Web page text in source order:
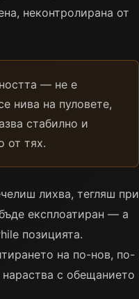
неконтролирана от
— не е
нива на пуловете,
стабилно и
от тях.
лихва, тегляш при
експлоатиран — а
позицията.
на по-нов, по-
с обещанието